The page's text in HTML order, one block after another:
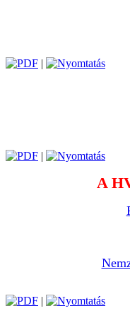
|
|
A
|